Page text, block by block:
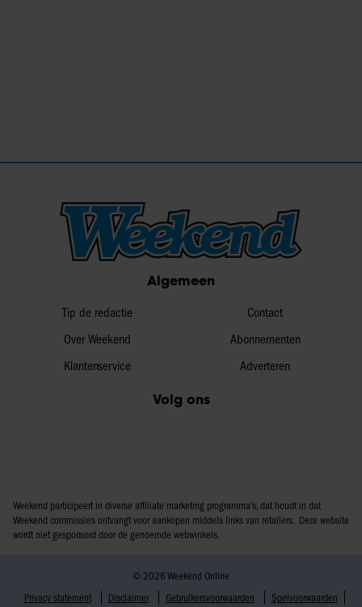
Algemeen
Tip de redactie
Over Weekend
Klantenservice
Contact
Abonnementen
Adverteren
Volg ons
Weekend participeert in diverse affiliate marketing programma’s, dat houdt in dat
Weekend commissies ontvangt voor aankopen middels links van retailers. Deze website
wordt niet gesponsord door de genoemde webwinkels.
© 2026 Weekend Online
Privacy statement
Disclaimer Gebruikersvoorwaarden Spelvoorwaarden